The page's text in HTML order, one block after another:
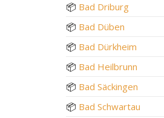
📦 Bad Driburg
📦 Bad Düben
📦 Bad Dürkheim
📦 Bad Heilbrunn
📦 Bad Säckingen
📦 Bad Schwartau